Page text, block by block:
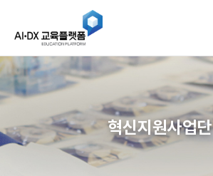
AIDX 교육플랫폼
혁신지원사업단